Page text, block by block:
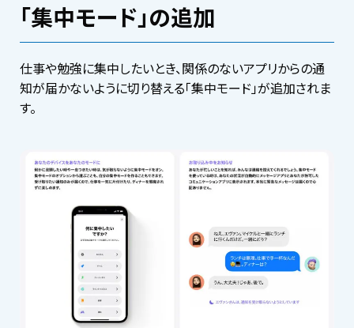
「集中モード」の追加
仕事や勉強に集中したいとき、関係のないアプリからの通
知が届かないように切り替える「集中モード」が追加されま
す。